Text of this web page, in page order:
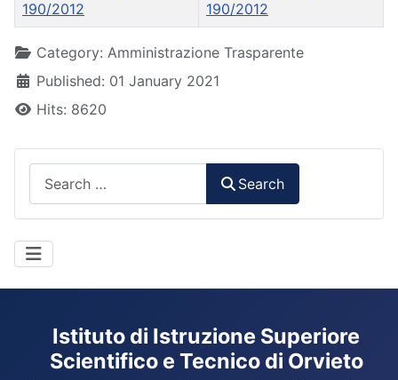
190/2012
190/2012
DetailsCategory: Amministrazione Trasparente
Published: 01 January 2021
Hits: 8620
Search
Istituto di Istruzione Superiore
Scientifico e Tecnico di Orvieto